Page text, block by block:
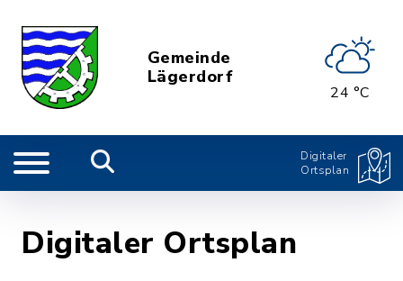
Gemeinde
Lägerdorf
24 °C
Digitaler
Ortsplan
Digitaler Ortsplan